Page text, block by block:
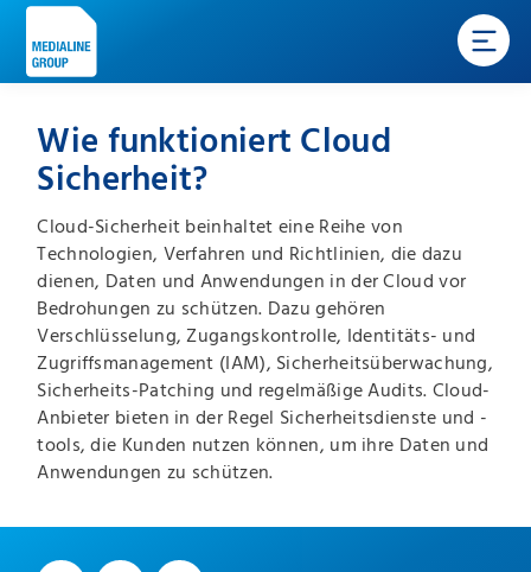
Wie funktioniert Cloud
Sicherheit?
Cloud-Sicherheit beinhaltet eine Reihe von
Technologien, Verfahren und Richtlinien, die dazu
dienen, Daten und Anwendungen in der Cloud vor
Bedrohungen zu schützen. Dazu gehören
Verschlüsselung, Zugangskontrolle, Identitäts- und
Zugriffsmanagement (IAM), Sicherheitsüberwachung,
Sicherheits-Patching und regelmäßige Audits. Cloud-
Anbieter bieten in der Regel Sicherheitsdienste und -
tools, die Kunden nutzen können, um ihre Daten und
Anwendungen zu schützen.